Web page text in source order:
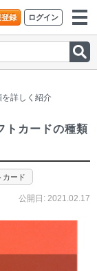
録 ログイン
詳しく紹介
トカードの種類
カード
公開日: 2021.02.17